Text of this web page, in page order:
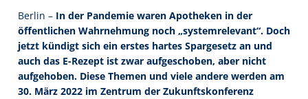
Berlin – In der Pandemie waren Apotheken in der
öffentlichen Wahrnehmung noch „systemrelevant“. Doch
jetzt kündigt sich ein erstes hartes Spargesetz an und
auch das E-Rezept ist zwar aufgeschoben, aber nicht
aufgehoben. Diese Themen und viele andere werden am
30. März 2022 im Zentrum der Zukunftskonferenz